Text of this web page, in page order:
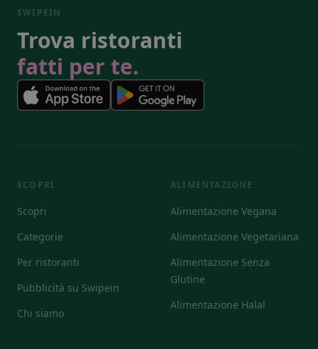
SWIPEIN
Trova ristoranti
fatti per te.
SCOPRI
Scopri
Categorie
Per ristoranti
Pubblicità su Swipein
Chi siamo
ALIMENTAZIONE
Alimentazione Vegana
Alimentazione Vegetariana
Alimentazione Senza
Glutine
Alimentazione Halal